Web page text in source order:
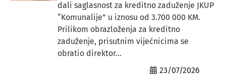
dali saglasnost za kreditno zaduženje JKUP
“Komunalije” u iznosu od 3.700 000 KM.
Prilikom obrazloženja za kreditno
zaduženje, prisutnim vijećnicima se
obratio direktor...
23/07/2026